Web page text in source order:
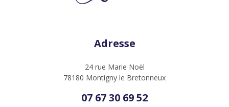
Adresse
24 rue Marie Noël
78180 Montigny le Bretonneux
07 67 30 69 52